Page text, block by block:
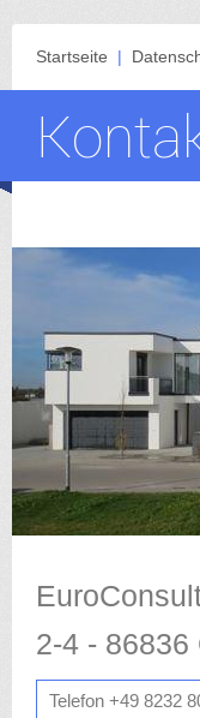
Startseite
2-4 - 86836
Telefon +49 8232